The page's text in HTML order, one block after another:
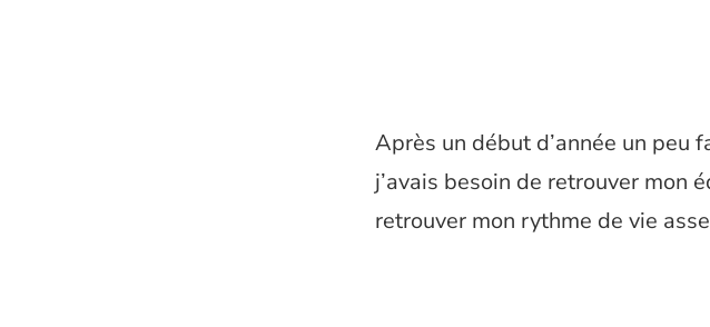
Après un début d’année un peu
j’avais besoin de retrouver mon
retrouver mon rythme de vie